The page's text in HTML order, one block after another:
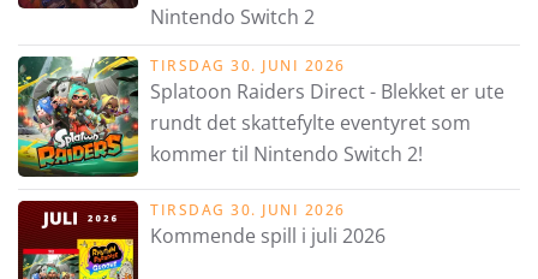
Nintendo Switch 2
TIRSDAG 30. JUNI 2026
Splatoon Raiders Direct - Blekket er ute
rundt det skattefylte eventyret som
kommer til Nintendo Switch 2!
TIRSDAG 30. JUNI 2026
Kommende spill i juli 2026